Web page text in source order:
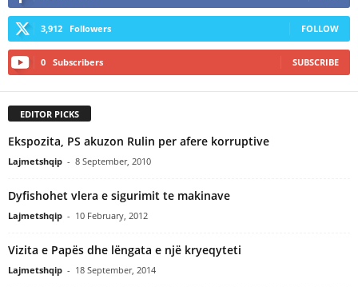
3,912 Followers FOLLOW
0 Subscribers SUBSCRIBE
EDITOR PICKS
Ekspozita, PS akuzon Rulin per afere korruptive
Lajmetshqip - 8 September, 2010
Dyfishohet vlera e sigurimit te makinave
Lajmetshqip - 10 February, 2012
Vizita e Papës dhe lëngata e një kryeqyteti
Lajmetshqip - 18 September, 2014